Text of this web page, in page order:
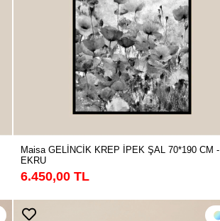
Maisa GELİNCİK KREP İPEK ŞAL 70*190 CM -
EKRU
6.450,00 TL